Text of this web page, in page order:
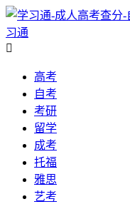
习通

高考
自考
考研
留学
成考
托福
雅思
艺考